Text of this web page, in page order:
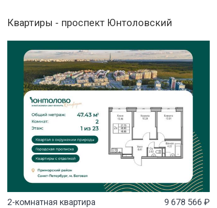
Квартиры - проспект Юнтоловский
2-комнатная квартира 9 678 566 ₽